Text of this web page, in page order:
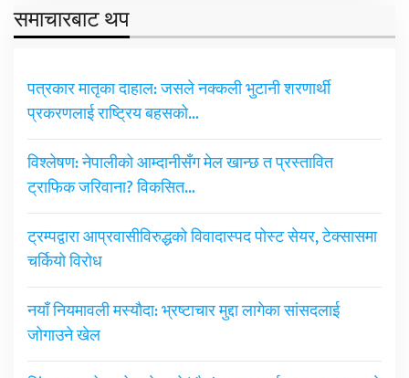
समाचारबाट थप
पत्रकार मातृका दाहाल: जसले नक्कली भुटानी शरणार्थी
प्रकरणलाई राष्ट्रिय बहसको…
विश्लेषण: नेपालीको आम्दानीसँग मेल खान्छ त प्रस्तावित
ट्राफिक जरिवाना? विकसित…
ट्रम्पद्वारा आप्रवासीविरुद्धको विवादास्पद पोस्ट सेयर, टेक्सासमा
चर्कियो विरोध
नयाँ नियमावली मस्यौदा: भ्रष्टाचार मुद्दा लागेका सांसदलाई
जोगाउने खेल